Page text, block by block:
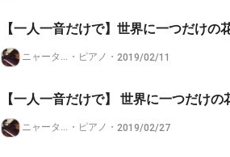
【一人一音だけで】世界に一つだけの
ニャータイプ@nana非公認クリエイター
・ ピアノ ・ 2019/02/11
【一人一音だけで】 世界に一つだけ
ニャータイプ@nana非公認クリエイター
・ ピアノ ・ 2019/02/27